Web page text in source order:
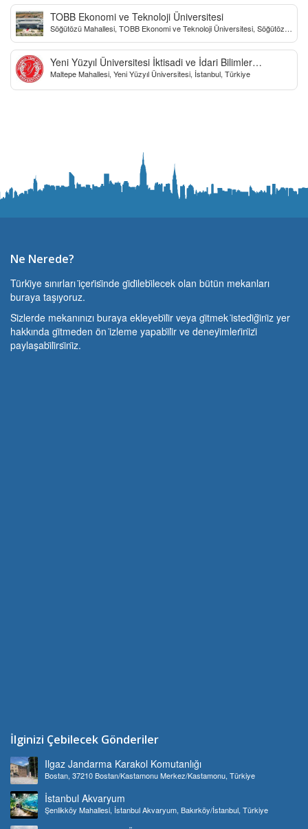
TOBB Ekonomi ve Teknoloji Üniversitesi
Söğütözü Mahallesi, TOBB Ekonomi ve Teknoloji Üniversitesi, Söğütözü
Yeni Yüzyıl Üniversitesi İktisadi ve İdari Bilimler
Fakültesi
Maltepe Mahallesi, Yeni Yüzyıl Üniversitesi, İstanbul, Türkiye
Ne Nerede?
Türki̇ye sınırları i̇çeri̇si̇nde gi̇di̇lebi̇lecek olan bütün mekanları
buraya taşıyoruz.
Si̇zlerde mekanınızı buraya ekleyebi̇li̇r veya gi̇tmek i̇stedi̇ği̇ni̇z yer
hakkında gi̇tmeden ön i̇zleme yapabi̇li̇r ve deneyi̇mleri̇ni̇zi̇
paylaşabi̇li̇rsi̇ni̇z.
İlginizi Çebilecek Gönderiler
Ilgaz Jandarma Karakol Komutanlığı
Bostan, 37210 Bostan/Kastamonu Merkez/Kastamonu, Türkiye
İstanbul Akvaryum
Şenlikköy Mahallesi, İstanbul Akvaryum, Bakırköy/İstanbul, Türkiye